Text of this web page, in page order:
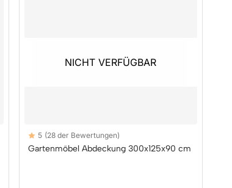
NICHT VERFÜGBAR
NICHT VERFÜGBAR
Reviews
5 out of 5 stars
5 (28 der Bewertungen)
Gartenmöbel Abdeckung 300x125x90 cm